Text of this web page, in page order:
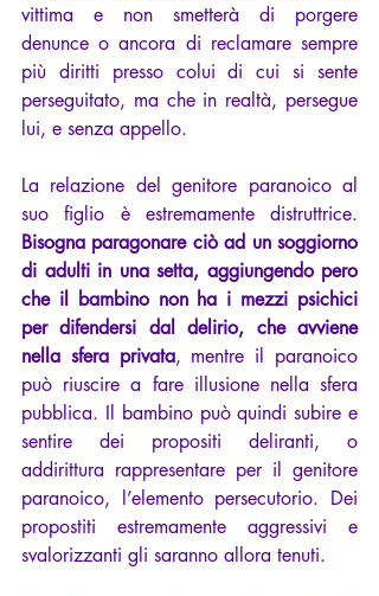
vittima e non smetterà di porgere
denunce o ancora di reclamare sempre
più diritti presso colui di cui si sente
perseguitato, ma che in realtà, persegue
lui, e senza appello.
La relazione del genitore paranoico al
Bisogna paragonare ciò ad un soggiorno
di adulti in una setta, aggiungendo pero
che il bambino non ha i mezzi psichici
per difendersi dal delirio, che avviene
nella sfera privata, mentre il paranoico
può riuscire a fare illusione nella sfera
pubblica. Il bambino può quindi subire e
sentire dei propositi deliranti, o
addirittura rappresentare per il genitore
paranoico, l’elemento persecutorio. Dei
propostiti estremamente aggressivi e
svalorizzanti gli saranno allora tenuti.